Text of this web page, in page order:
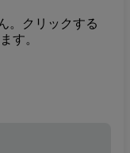
。クリックする
す。